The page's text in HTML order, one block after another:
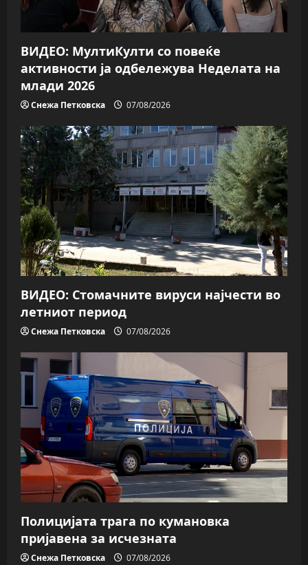
i
o
n
ВИДЕО: МултиКулти со повеќе
активности ја одбележува Неделата на
млади 2026
Снежа Петковска 07/08/2026
ВИДЕО: Стомачните вируси најчести во
летниот период
Снежа Петковска 07/08/2026
Полицијата трага пo кумановка
пријавена за исчезната
Снежа Петковска 07/08/2026